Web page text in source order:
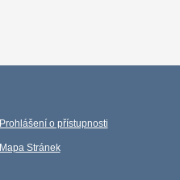
Prohlášení o přístupnosti
Mapa Stránek